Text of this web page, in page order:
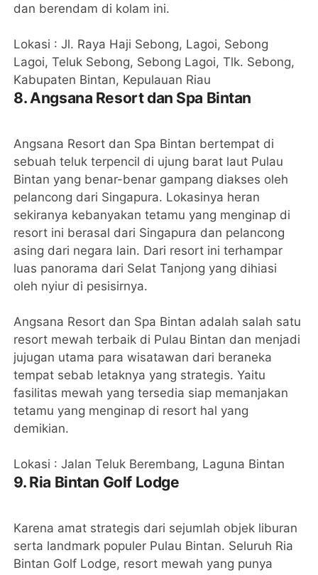
dan berendam di kolam ini.
Lokasi : Jl. Raya Haji Sebong, Lagoi, Sebong
Lagoi, Teluk Sebong, Sebong Lagoi, Tlk. Sebong,
Kabupaten Bintan, Kepulauan Riau
8. Angsana Resort dan Spa Bintan
Angsana Resort dan Spa Bintan bertempat di
sebuah teluk terpencil di ujung barat laut Pulau
Bintan yang benar-benar gampang diakses oleh
pelancong dari Singapura. Lokasinya heran
sekiranya kebanyakan tetamu yang menginap di
resort ini berasal dari Singapura dan pelancong
asing dari negara lain. Dari resort ini terhampar
luas panorama dari Selat Tanjong yang dihiasi
oleh nyiur di pesisirnya.
Angsana Resort dan Spa Bintan adalah salah satu
resort mewah terbaik di Pulau Bintan dan menjadi
jujugan utama para wisatawan dari beraneka
tempat sebab letaknya yang strategis. Yaitu
fasilitas mewah yang tersedia siap memanjakan
tetamu yang menginap di resort hal yang
demikian.
Lokasi : Jalan Teluk Berembang, Laguna Bintan
9. Ria Bintan Golf Lodge
Karena amat strategis dari sejumlah objek liburan
serta landmark populer Pulau Bintan. Seluruh Ria
Bintan Golf Lodge, resort mewah yang punya